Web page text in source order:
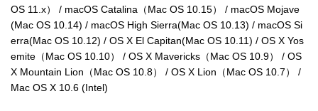
OS 11.x） / macOS Catalina（Mac OS 10.15） / macOS Mojave
(Mac OS 10.14) / macOS High Sierra(Mac OS 10.13) / macOS Si
erra(Mac OS 10.12) / OS X El Capitan(Mac OS 10.11) / OS X Yos
emite（Mac OS 10.10） / OS X Mavericks（Mac OS 10.9） / OS
X Mountain Lion（Mac OS 10.8） / OS X Lion（Mac OS 10.7） /
Mac OS X 10.6 (Intel)